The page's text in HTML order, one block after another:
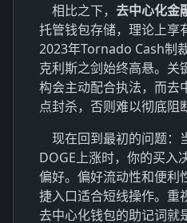
相比之下， 去中心化金
托管钱包存储，理论上享
2023年Tornado Cash制
克利斯之剑始终高悬。关
构会主动配合执法，而去
点封杀，否则难以彻底阻
现在回到最初的问题：
DOGE上涨时，你的买入
偏好。偏好流动性和便利
捷入口适合短线操作。重
去中心化钱包的助记词就